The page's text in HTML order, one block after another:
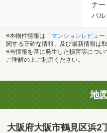
ナ
バ
※本物件情報は「 マンションレビュー
関する正確な情報、及び最新情報は
※当情報を基に発生した損害等につ
ご理解の上ご利用ください。
地
大阪府大阪市鶴見区浜2